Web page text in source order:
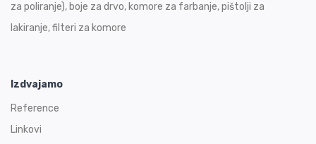
za poliranje), boje za drvo, komore za farbanje, pištolji za
lakiranje, filteri za komore
Izdvajamo
Reference
Linkovi